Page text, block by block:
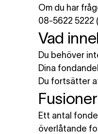
Om du har
08-5622 5222
Vad
Du behöver
Dina
Du fortsätter
Ett antal
överlåtande